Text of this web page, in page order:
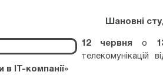
Шановні
12 червняо
телекомунікацій
ІТ-компанії»